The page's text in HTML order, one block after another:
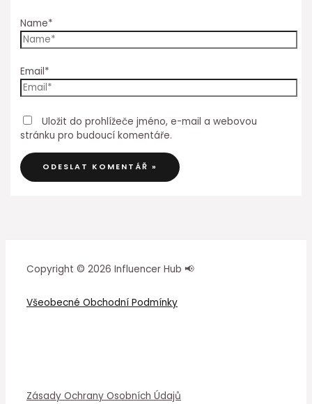
Name*
Email*
Uložit do prohlížeče jméno, e-mail a webovou
stránku pro budoucí komentáře.
Copyright © 2026 Influencer Hub 📢
Všeobecné Obchodní Podmínky
Zásady Ochrany Osobních Údajů